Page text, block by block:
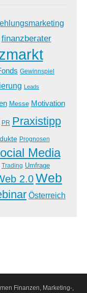
finanzberater
Gewinnspiel
Leads
Messe Motivation
PR Praxistipp
Prognosen
Media
Trading Umfrage
2.0Web
Österreich
Finanzen, Marketing-,